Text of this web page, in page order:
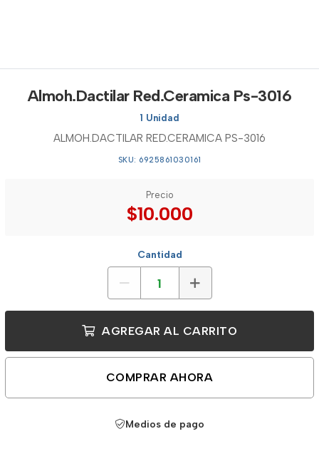
Almoh.Dactilar Red.Ceramica Ps-3016
1 Unidad
ALMOH.DACTILAR RED.CERAMICA PS-3016
SKU: 6925861030161
Precio
$10.000
Cantidad
AGREGAR AL CARRITO
COMPRAR AHORA
Medios de pago